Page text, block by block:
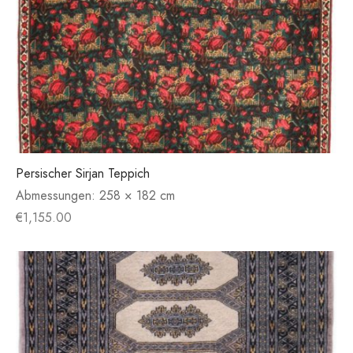
Persischer Sirjan Teppich
Abmessungen: 258 × 182 cm
€1,155.00